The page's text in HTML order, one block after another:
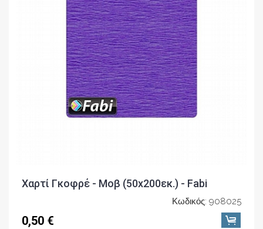
Χαρτί Γκοφρέ - Μοβ (50x200εκ.) - Fabi
Κωδικός: 908025
0,50 €